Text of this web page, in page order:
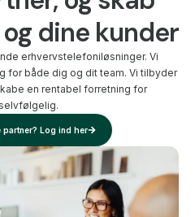
dine kunder
erhvervstelefoniløsninger. Vi
for både dig og dit team. Vi tilbyder
en rentabel forretning for
partner? Log ind her